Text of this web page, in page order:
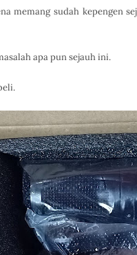
memang sudah kepengen
apa pun sejauh ini.